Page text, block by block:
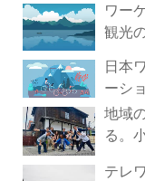
ワー
観光
日本
ーシ
地域
る。
テレ